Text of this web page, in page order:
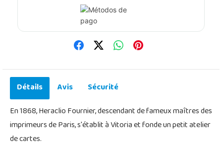
Détails Avis
Sécurité
En 1868, Heraclio Fournier, descendant de fameux maîtres des
imprimeurs de Paris, s'établit à Vitoria et fonde un petit atelier
de cartes.